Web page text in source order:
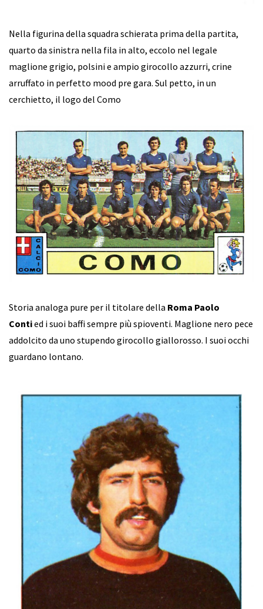
Nella figurina della squadra schierata prima della partita,
quarto da sinistra nella fila in alto, eccolo nel legale
maglione grigio, polsini e ampio girocollo azzurri, crine
arruffato in perfetto mood pre gara. Sul petto, in un
cerchietto, il logo del Como
Storia analoga pure per il titolare della Roma Paolo
Contied i suoi baffi sempre più spioventi. Maglione nero pece
addolcito da uno stupendo girocollo giallorosso. I suoi occhi
guardano lontano.